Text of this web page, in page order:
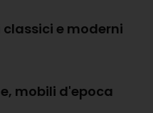
e moderni
mobili d'epoca